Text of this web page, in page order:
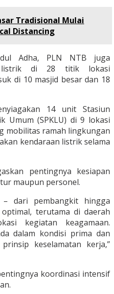
Tradisional Mulai
Distancing
Adha, PLN NTB juga
listrik di 28 titik lokasi
di 10 masjid besar dan 18
14 unit Stasiun
Umum (SPKLU) di 9 lokasi
mobilitas ramah lingkungan
kendaraan listrik selama
pentingnya kesiapan
maupun personel.
– dari pembangkit hingga
terutama di daerah
kegiatan keagamaan.
dalam kondisi prima dan
keselamatan kerja,”
koordinasi intensif